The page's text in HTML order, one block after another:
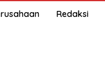
Redaksi